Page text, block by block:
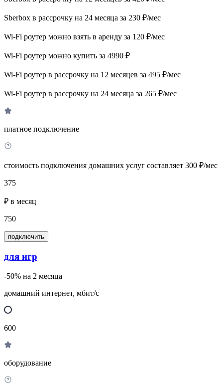
Sberbox в рассрочку на 24 месяца за 230 ₽/мес
Wi-Fi роутер можно взять в аренду за 120 ₽/мес
Wi-Fi роутер можно купить за 4990 ₽
Wi-Fi роутер в рассрочку на 12 месяцев за 495 ₽/мес
Wi-Fi роутер в рассрочку на 24 месяца за 265 ₽/мес
платное подключение
стоимость подключения домашних услуг составляет 300 ₽/мес
375
₽ в месяц
750
подключить
для игр
-50% на 2 месяца
домашний интернет, мбит/с
600
оборудование